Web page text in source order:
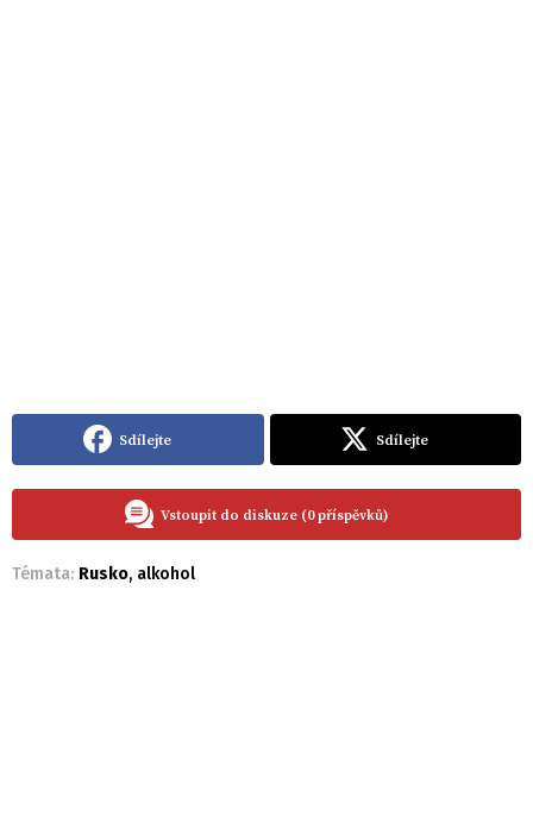
Sdílejte Sdílejte
Vstoupit do diskuze (0 příspěvků)
Témata: Rusko, alkohol